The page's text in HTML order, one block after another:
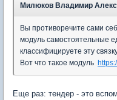
Милюков Владимир
Вы противоречите сами
модуль самостоятельные
классифицируете эту
Вот что такое модуль
Еще раз: тендер - это